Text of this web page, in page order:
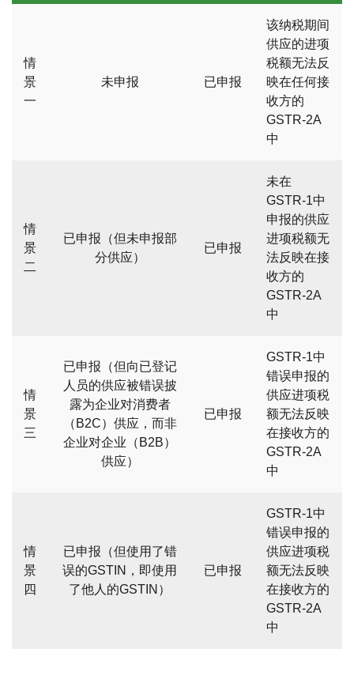
情
景
一
未申报 已申报
该纳税期间
供应的进项
税额无法反
映在任何接
收方的
GSTR-2A
中
情
景
二
已申报（但未申报部
分供应）
已申报
未在
GSTR-1中
申报的供应
进项税额无
法反映在接
收方的
GSTR-2A
中
情
景
三
已申报（但向已登记
人员的供应被错误披
露为企业对消费者
（B2C）供应，而非
企业对企业（B2B）
供应）
已申报
GSTR-1中
错误申报的
供应进项税
额无法反映
在接收方的
GSTR-2A
中
情
景
四
已申报（但使用了错
误的GSTIN，即使用
了他人的GSTIN）
已申报
GSTR-1中
错误申报的
供应进项税
额无法反映
在接收方的
GSTR-2A
中